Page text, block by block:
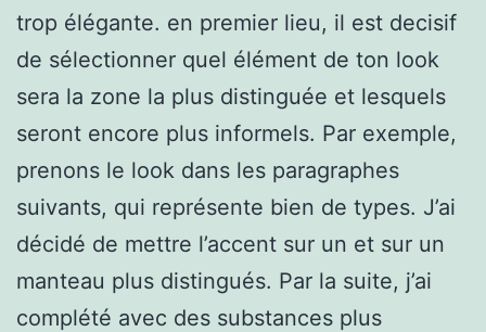
trop élégante. en premier lieu, il est decisif
de sélectionner quel élément de ton look
sera la zone la plus distinguée et lesquels
seront encore plus informels. Par exemple,
prenons le look dans les paragraphes
suivants, qui représente bien de types. J’ai
décidé de mettre l’accent sur un et sur un
manteau plus distingués. Par la suite, j’ai
complété avec des substances plus